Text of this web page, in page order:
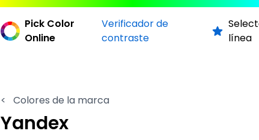
Pick Color
Online
Verificador de
contraste
línea
< Colores de la marca
Yandex